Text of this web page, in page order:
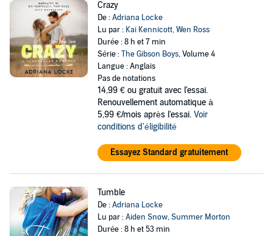
Crazy
De :Adriana Locke
Lu par : Kai Kennicott,Wen Ross
Durée : 8 h et 7 min
Série :The Gibson Boys, Volume 4
Langue : Anglais
Pas de notations
14,99 € ou gratuit avec l'essai.
Renouvellement automatique à
5,99 €/mois après l'essai. Voir
conditions d'éligibilité
Essayez Standard gratuitement
Tumble
De :Adriana Locke
Lu par :Aiden Snow,Summer Morton
Durée : 8 h et 53 min